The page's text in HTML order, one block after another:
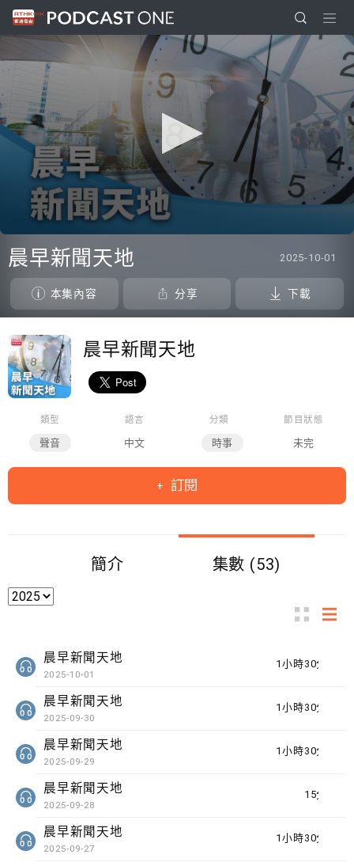
seconds
of
seconds
晨早新聞天地 2025-10-01
本集內容 分享 下載
晨早新聞天地
類型
聲音
語言
中文
分類
時事
節目狀態
未完
訂閱
簡介 集數 (53)
1小時30分鐘
晨早新聞天地
2025-10-01
1小時30分鐘
晨早新聞天地
2025-09-30
1小時30分鐘
晨早新聞天地
2025-09-29
15分鐘
晨早新聞天地
2025-09-28
1小時30分鐘
晨早新聞天地
2025-09-27